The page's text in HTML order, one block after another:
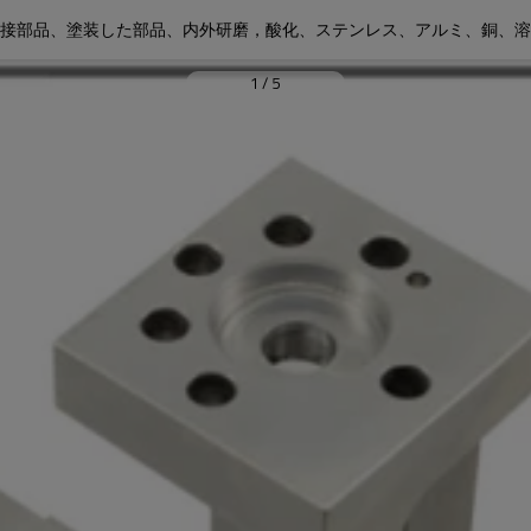
部品、塗装した部品、内外研磨，酸化、ステンレス、アルミ、銅、
1 / 5